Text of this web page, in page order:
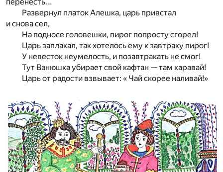
Развернул платок Алешка, царь привстал
и снова сел,
На подносе головешки, пирог попросту сгорел!
Царь заплакал, так хотелось ему к завтраку пирог!
У невесток неумелость, и позавтракать не смог!
Тут Ванюшка убирает свой кафтан — там каравай!
Царь от радости взвывает: « Чай скорее наливай!»